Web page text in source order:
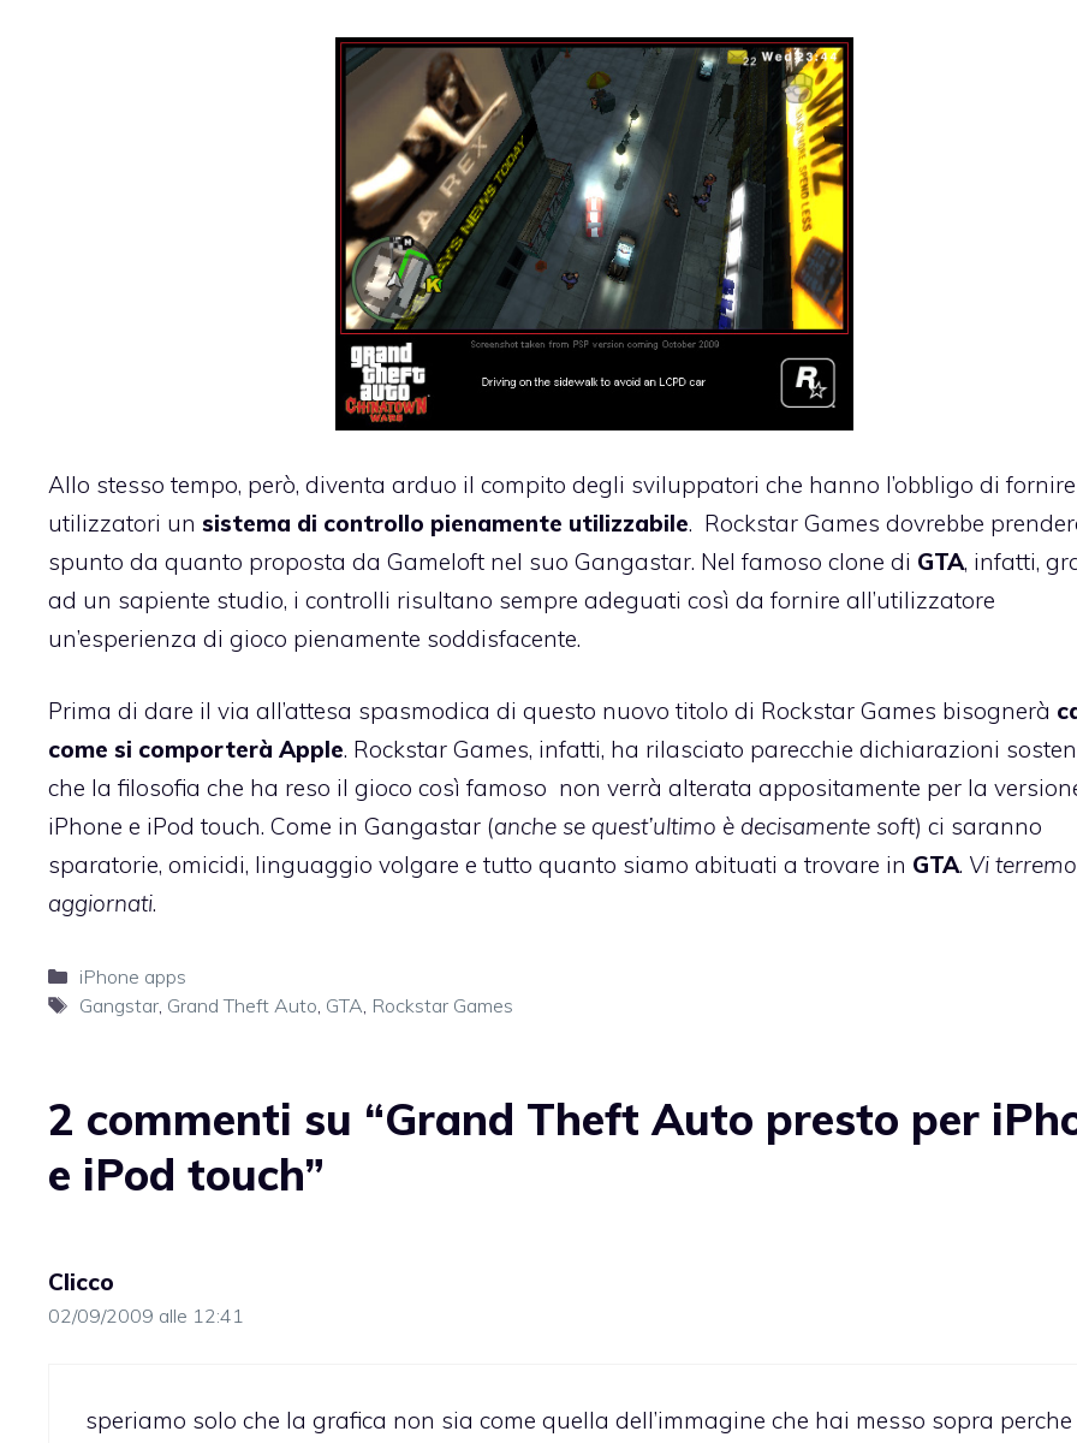
Allo stesso tempo, però, diventa arduo il compito degli sviluppatori che hanno l’obbligo di
utilizzatori un sistema di controllo pienamente utilizzabile. Rockstar Games dovrebbe
spunto da quanto proposta da Gameloft nel suo Gangastar. Nel famoso clone di GTA, infatti,
ad un sapiente studio, i controlli risultano sempre adeguati così da fornire all’utilizzatore
un’esperienza di gioco pienamente soddisfacente.
Prima di dare il via all’attesa spasmodica di questo nuovo titolo di Rockstar Games bisognerà
come si comporterà Apple. Rockstar Games, infatti, ha rilasciato parecchie dichiarazioni
che la filosofia che ha reso il gioco così famoso non verrà alterata appositamente per la
iPhone e iPod touch. Come in Gangastar (anche se quest’ultimo è decisamente soft) ci saranno
sparatorie, omicidi, linguaggio volgare e tutto quanto siamo abituati a trovare in GTA. Vi terremo
aggiornati.
Categorie
iPhone apps
Tag
Gangstar, Grand Theft Auto GTA Rockstar Games
2 commenti su “Grand Theft Auto presto per
e iPod touch”
Clicco
02/09/2009 alle 12:41
speriamo solo che la grafica non sia come quella dell’immagine che hai messo sopra perche